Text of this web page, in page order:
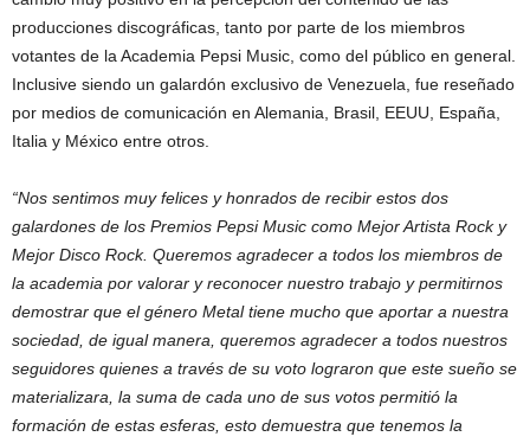
producciones discográficas, tanto por parte de los miembros
votantes de la Academia Pepsi Music, como del público en general.
Inclusive siendo un galardón exclusivo de Venezuela, fue reseñado
por medios de comunicación en Alemania, Brasil, EEUU, España,
Italia y México entre otros.
“Nos sentimos muy felices y honrados de recibir estos dos
galardones de los Premios Pepsi Music como Mejor Artista Rock y
Mejor Disco Rock. Queremos agradecer a todos los miembros de
la academia por valorar y reconocer nuestro trabajo y permitirnos
demostrar que el género Metal tiene mucho que aportar a nuestra
sociedad, de igual manera, queremos agradecer a todos nuestros
seguidores quienes a través de su voto lograron que este sueño se
materializara, la suma de cada uno de sus votos permitió la
formación de estas esferas, esto demuestra que tenemos la